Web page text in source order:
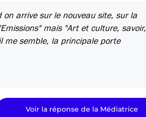
on arrive sur le nouveau site, sur la
mais "Art et culture, savoir,
me semble, la principale porte
Voir la réponse de la Médiatrice